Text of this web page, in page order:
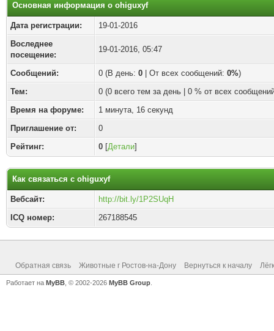
Основная информация о ohiguxyf
Дата регистрации:
19-01-2016
Воследнее
посещение:
19-01-2016, 05:47
Сообщений: 0 (В день: 0 | От всех сообщений: 0%)
Тем:
0 (0 всего тем за день | 0 % от всех
Время на форуме:
1 минута, 16 секунд
Приглашение от:
0
Рейтинг:
0 [Детали]
Как связаться с ohiguxyf
Вебсайт:
http://bit.ly/1P2SUqH
ICQ номер:
267188545
Обратная связь Животные г Ростов-на-Дону Вернуться к началу
Работает на MyBB , © 2002-2026 MyBB Group